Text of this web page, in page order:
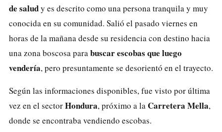
de saludy es descrito como una persona tranquila y muy
conocida en su comunidad. Salió el pasado viernes en
horas de la mañana desde su residencia con destino hacia
una zona boscosa parabuscar escobas que luego
vendería, pero presuntamente se desorientó en el trayecto.
Según las informaciones disponibles, fue visto por última
vez en el sectorHondura, próximo a la Carretera Mella,
donde se encontraba vendiendo escobas.